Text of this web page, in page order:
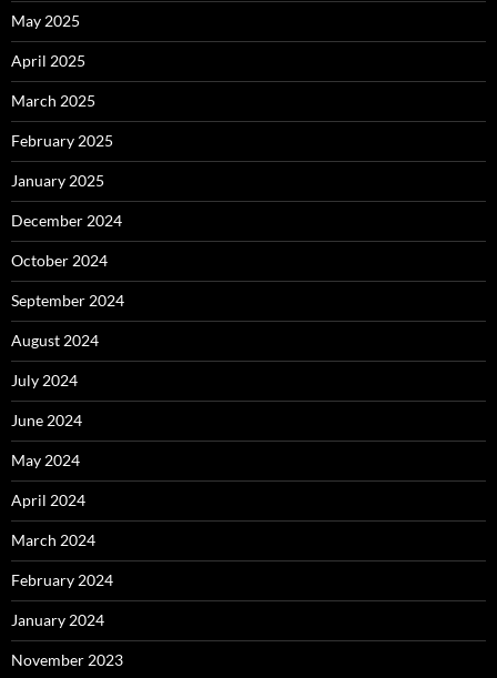
May 2025
April 2025
March 2025
February 2025
January 2025
December 2024
October 2024
September 2024
August 2024
July 2024
June 2024
May 2024
April 2024
March 2024
February 2024
January 2024
November 2023